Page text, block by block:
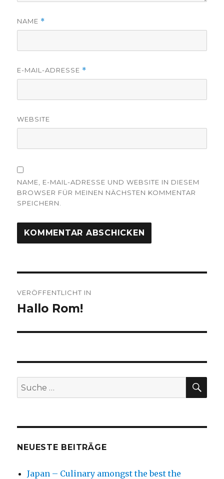
NAME *
E-MAIL-ADRESSE *
WEBSITE
NAME, E-MAIL-ADRESSE UND WEBSITE IN DIESEM
BROWSER FÜR MEINEN NÄCHSTEN KOMMENTAR
SPEICHERN.
VERÖFFENTLICHT IN
Hallo Rom!
Suche
nach:
NEUESTE BEITRÄGE
Japan – Culinary amongst the best the